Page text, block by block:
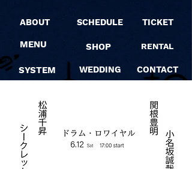
ABOUT
MENU
SYSTEM
SCHEDULE
SHOP
WEDDING
TICKET
RENTAL
CONTACT